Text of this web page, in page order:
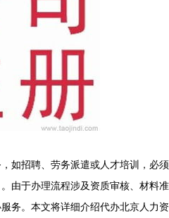
如招聘、劳务派遣或人才培训，必须
由于办理流程涉及资质审核、材料准
务。本文将详细介绍代办北京人力资